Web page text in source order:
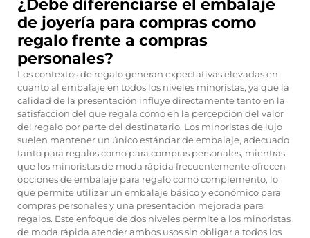
¿Debe diferenciarse el embalaje
de joyería para compras como
regalo frente a compras
personales?
Los contextos de regalo generan expectativas elevadas en
cuanto al embalaje en todos los niveles minoristas, ya que la
calidad de la presentación influye directamente tanto en la
satisfacción del que regala como en la percepción del valor
del regalo por parte del destinatario. Los minoristas de lujo
suelen mantener un único estándar de embalaje, adecuado
tanto para regalos como para compras personales, mientras
que los minoristas de moda rápida frecuentemente ofrecen
opciones de embalaje para regalo como complemento, lo
que permite utilizar un embalaje básico y económico para
compras personales y una presentación mejorada para
regalos. Este enfoque de dos niveles permite a los minoristas
de moda rápida atender ambos usos sin obligar a todos los